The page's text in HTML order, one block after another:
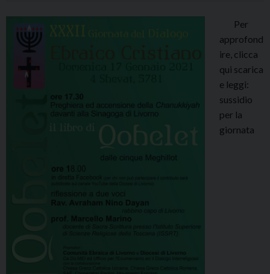
Per
approfond
ire, clicca
qui scarica
e leggi:
sussidio
per la
giornata